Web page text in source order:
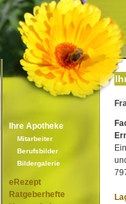
Ihre Apotheke
Mitarbeiter
Berufsbilder
Bildergalerie
eRezept
Ratgeberhefte